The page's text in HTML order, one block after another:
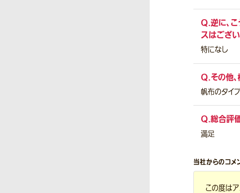
Q.逆に、
スはござ
特になし
Q.その他
帆布のタイ
Q.総合評
満足
当社からのコメ
この度は